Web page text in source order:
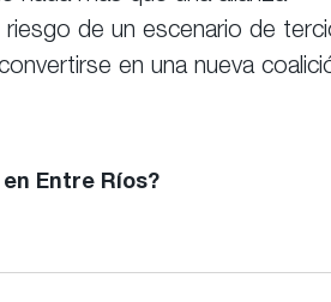
riesgo de un escenario de
en una nueva
Entre Ríos?